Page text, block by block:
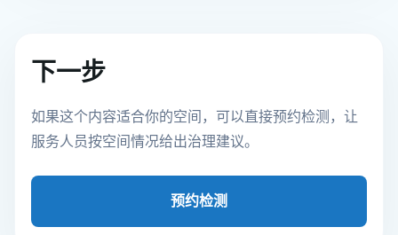
下一步
如果这个内容适合你的空间，可以直接预约检测，让
服务人员按空间情况给出治理建议。
预约检测